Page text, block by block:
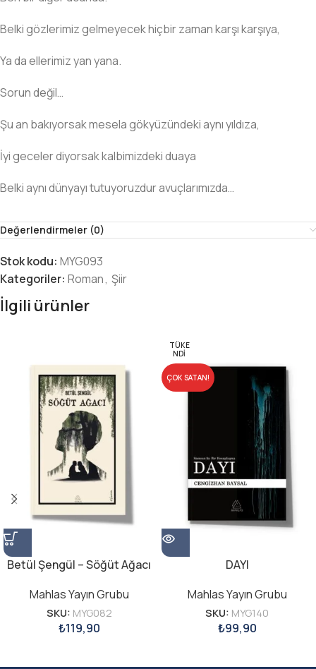
Belki gözlerimiz gelmeyecek hiçbir zaman karşı karşıya,
Ya da ellerimiz yan yana.
Sorun değil…
Şu an bakıyorsak mesela gökyüzündeki aynı yıldıza,
İyi geceler diyorsak kalbimizdeki duaya
Belki aynı dünyayı tutuyoruzdur avuçlarımızda…
Değerlendirmeler (0)
Stok kodu: MYG093
Kategoriler: Roman, Şiir
İlgili ürünler
Betül Şengül – Söğüt Ağacı
Mahlas Yayın Grubu
SKU: MYG082
₺119,90
TÜKE
NDI
ÇOK SATAN!
DAYI
Mahlas Yayın Grubu
SKU: MYG140
₺99,90